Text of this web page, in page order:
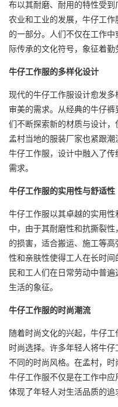
布以其耐磨、耐用的特性受
农业和工业的发展，牛仔工
的一部分。人们不仅在工作
际传承的文化符号，象征着勤
牛仔工作服的多样化设计
现代的牛仔工作服设计愈发
审美的需求。从经典的牛仔裤
们不断探索新的材质与设计，
孟村当地的服装厂家也紧跟
牛仔工作服，设计中融入了
需求。
牛仔工作服的实用性与舒适性
牛仔工作服以其卓越的实用
中，由于其耐磨性和抗撕裂
的损害，适合搬运、施工等
性和亲肤性使得工人在长时
民和工人们在日常劳动中普
生活的象征。
牛仔工作服的时尚潮流
随着时尚文化的兴起，牛仔
时尚选择。许多年轻人将牛
不同的时尚风格。在孟村，时
牛仔工作服不仅是在工作中应
体现了年轻人对生活品质的追